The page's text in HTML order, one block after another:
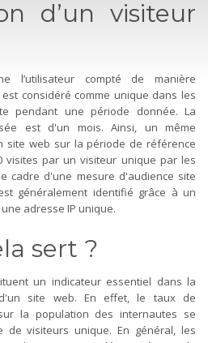
d’un visiteur
l’utilisateur compté de manière
considéré comme unique dans les
pendant une période donnée. La
est d'un mois. Ainsi, un même
site web sur la période de référence
visites par un visiteur unique par les
cadre d'une mesure d'audience site
généralement identifié grâce à un
adresse IP unique.
sert ?
un indicateur essentiel dans la
site web. En effet, le taux de
la population des internautes se
visiteurs unique. En général, les